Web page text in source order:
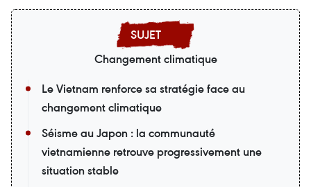
Changement climatique
Le Vietnam renforce sa stratégie face au
changement climatique
Séisme au Japon : la communauté
vietnamienne retrouve progressivement une
situation stable